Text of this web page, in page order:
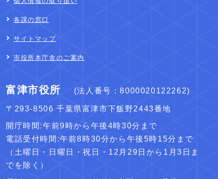
各課の窓口
サイトマップ
市役所本庁舎のご案内
富津市役所 (法人番号：8000020122262)
〒293-8506 千葉県富津市下飯野2443番地
開庁時間:午前9時から午後4時30分まで
電話受付時間:午前8時30分から午後5時15分まで
（土曜日・日曜日・祝日・12月29日から1月3日ま
でを除く）